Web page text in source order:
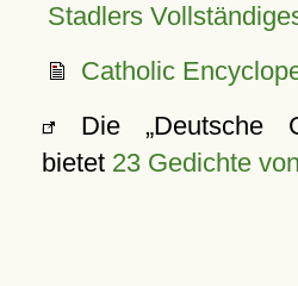
Stadlers
Catholic
Die
Deutsche
bietet 23 Gedichte